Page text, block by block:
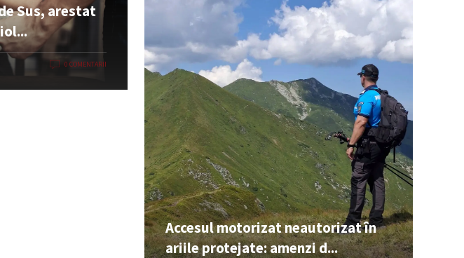
Sus, arestat
0 COMENTARII
Accesul motorizat neautorizat în
ariile protejate: amenzi d...